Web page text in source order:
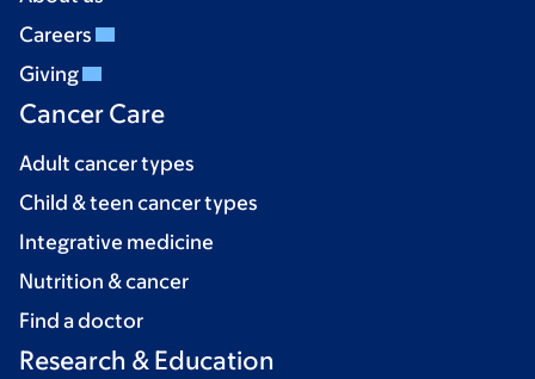
Careers
Giving
Cancer Care
Adult cancer types
Child & teen cancer types
Integrative medicine
Nutrition & cancer
Find a doctor
Research & Education